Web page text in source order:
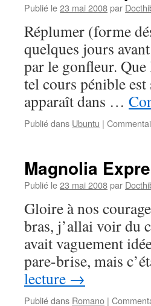
Publié le23 mai 2008par
Réplumer (forme
quelques jours
par le gonfleur.
tel cours pénible
apparaît dans …
Publié dans Ubuntu |
Magnolia
Publié le23 mai 2008par
Gloire à nos
bras, j’allai voir du
avait vaguement
pare-brise, mais
lecture →
Publié dans Romano |